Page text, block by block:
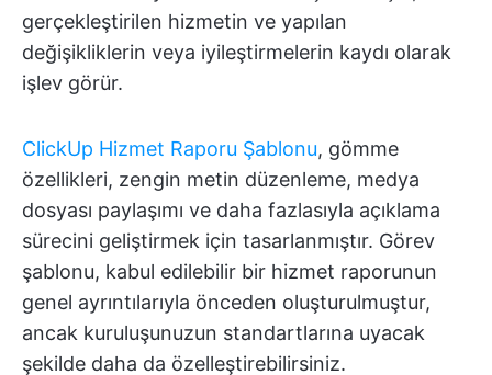
gerçekleştirilen hizmetin ve yapılan
değişikliklerin veya iyileştirmelerin kaydı olarak
işlev görür.
ClickUp Hizmet Raporu Şablonu, gömme
özellikleri, zengin metin düzenleme, medya
dosyası paylaşımı ve daha fazlasıyla açıklama
sürecini geliştirmek için tasarlanmıştır. Görev
şablonu, kabul edilebilir bir hizmet raporunun
genel ayrıntılarıyla önceden oluşturulmuştur,
ancak kuruluşunuzun standartlarına uyacak
şekilde daha da özelleştirebilirsiniz.